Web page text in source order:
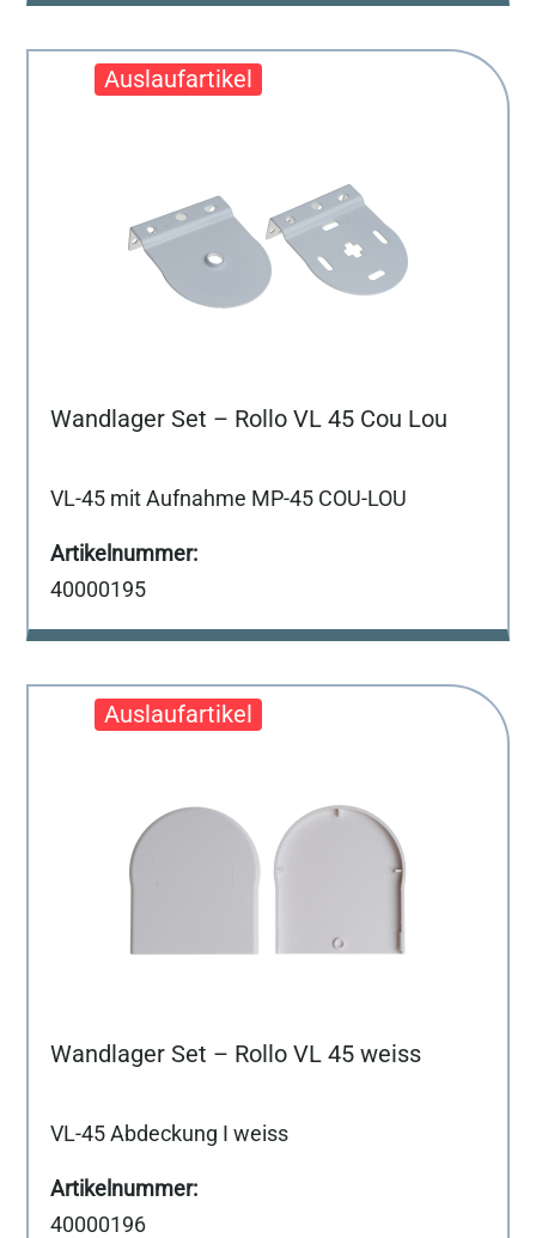
Wandlager Set – Rollo VL 45 Cou Lou
VL-45 mit Aufnahme MP-45 COU-LOU
40000195
Wandlager Set – Rollo VL 45 weiss
VL-45 Abdeckung I weiss
40000196